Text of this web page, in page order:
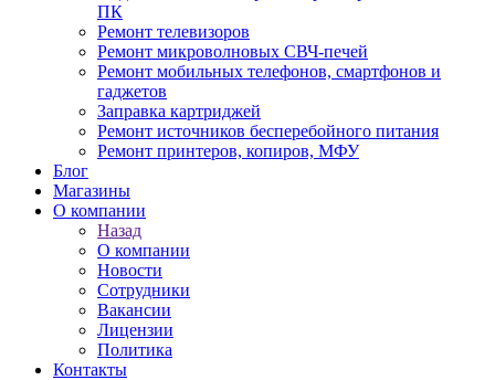
ПК
Ремонт телевизоров
Ремонт микроволновых СВЧ-печей
Ремонт мобильных телефонов, смартфонов и
гаджетов
Заправка картриджей
Ремонт источников бесперебойного питания
Ремонт принтеров, копиров, МФУ
Блог
Магазины
О компании
Назад
О компании
Новости
Сотрудники
Вакансии
Лицензии
Политика
Контакты